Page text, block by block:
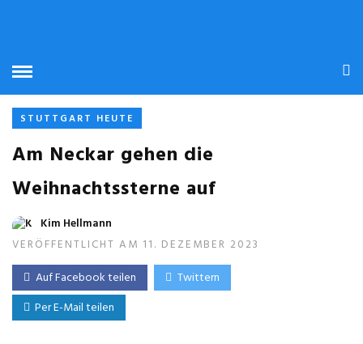
STUTTGART HEUTE
Am Neckar gehen die
Weihnachtssterne auf
Kim Hellmann
VERÖFFENTLICHT AM 11. DEZEMBER 2023
Auf Facebook teilen
Twittern
Per E-Mail teilen